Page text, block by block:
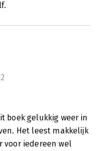
boek gelukkig weer in
Het leest makkelijk
voor iedereen wel